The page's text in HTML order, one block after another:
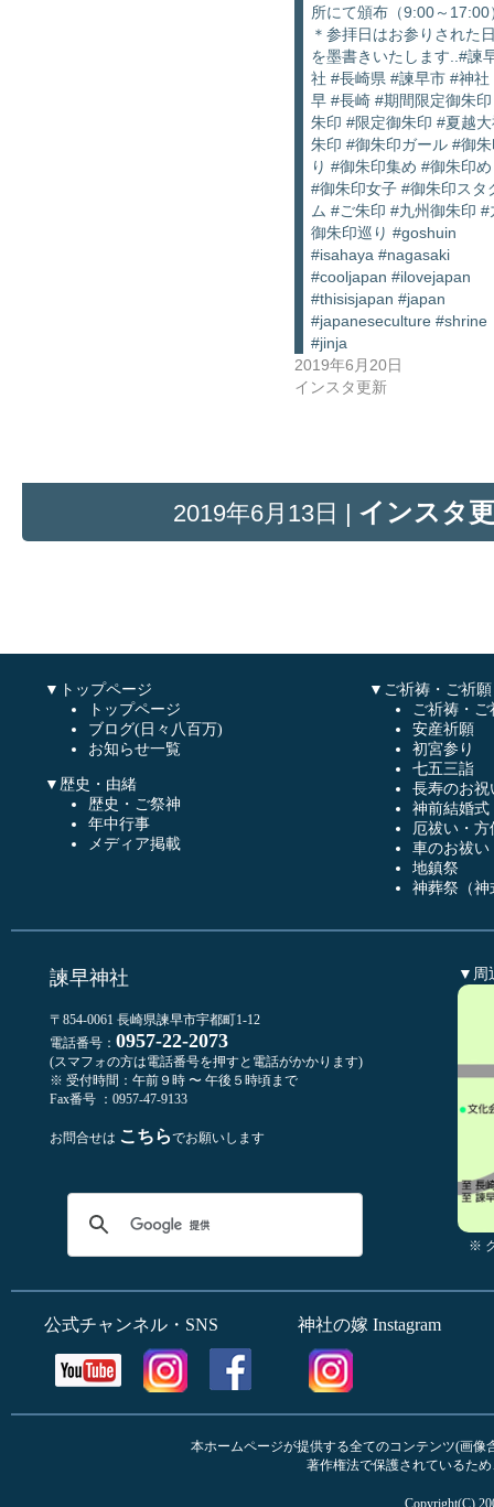
所にて頒布（9:00～17:00
＊参拝日はお参りされた
を墨書きいたします..#諫
社 #長崎県 #諫早市 #神社
早 #長崎 #期間限定御朱
朱印 #限定御朱印 #夏越
朱印 #御朱印ガール #御
り #御朱印集め #御朱印
#御朱印女子 #御朱印スタ
ム #ご朱印 #九州御朱印 #
御朱印巡り #goshuin
#isahaya #nagasaki
#cooljapan #ilovejapan
#thisisjapan #japan
#japaneseculture #shrine
#jinja
2019年6月20日
インスタ更新
2019年6月13日 | インスタ
▼トップページ
トップページ
ブログ(日々八百万)
お知らせ一覧
▼歴史・由緒
歴史・ご祭神
年中行事
メディア掲載
▼ご祈祷・ご祈願
ご祈祷・ご
安産祈願
初宮参り
七五三詣
長寿のお祝
神前結婚式
厄祓い・方
車のお祓い
地鎮祭
神葬祭（神
諫早神社
〒854-0061 長崎県諫早市宇都町1-12
電話番号： 0957-22-2073
(スマフォの方は電話番号を押すと電話がかかります)
※ 受付時間：午前９時 〜 午後５時頃まで
Fax番号 ：0957-47-9133
お問合せは こちらでお願いします
▼周
※
公式チャンネル・SNS 神社の嫁 Instagram
本ホームページが提供する全てのコンテンツ(画
著作権法で保護されているた